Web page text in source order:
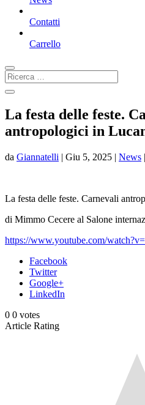
Contatti
Carrello
La festa delle feste.
antropologici in
da Giannatelli | Giu 5, 2025 | News |
La festa delle feste. Carnevali
di Mimmo Cecere al Salone
https://www.youtube.com/
Facebook
Twitter
Google+
LinkedIn
0 0 votes
Article Rating